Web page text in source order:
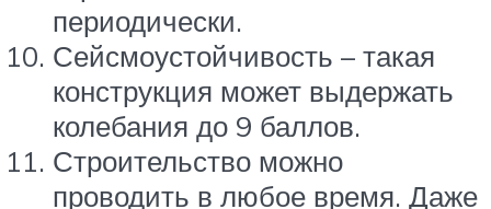
периодически.
Сейсмоустойчивость – такая
конструкция может выдержать
колебания до 9 баллов.
Строительство можно
проводить в любое время. Даже